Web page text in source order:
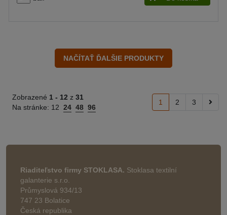
Zobrazené 1 - 12 z 31
Na stránke: 12 24 48 96
1 2 3
Riaditeľstvo firmy STOKLASA. Stoklasa textilní
galanterie s.r.o.
Průmyslová 934/13
747 23 Bolatice
Česká republika